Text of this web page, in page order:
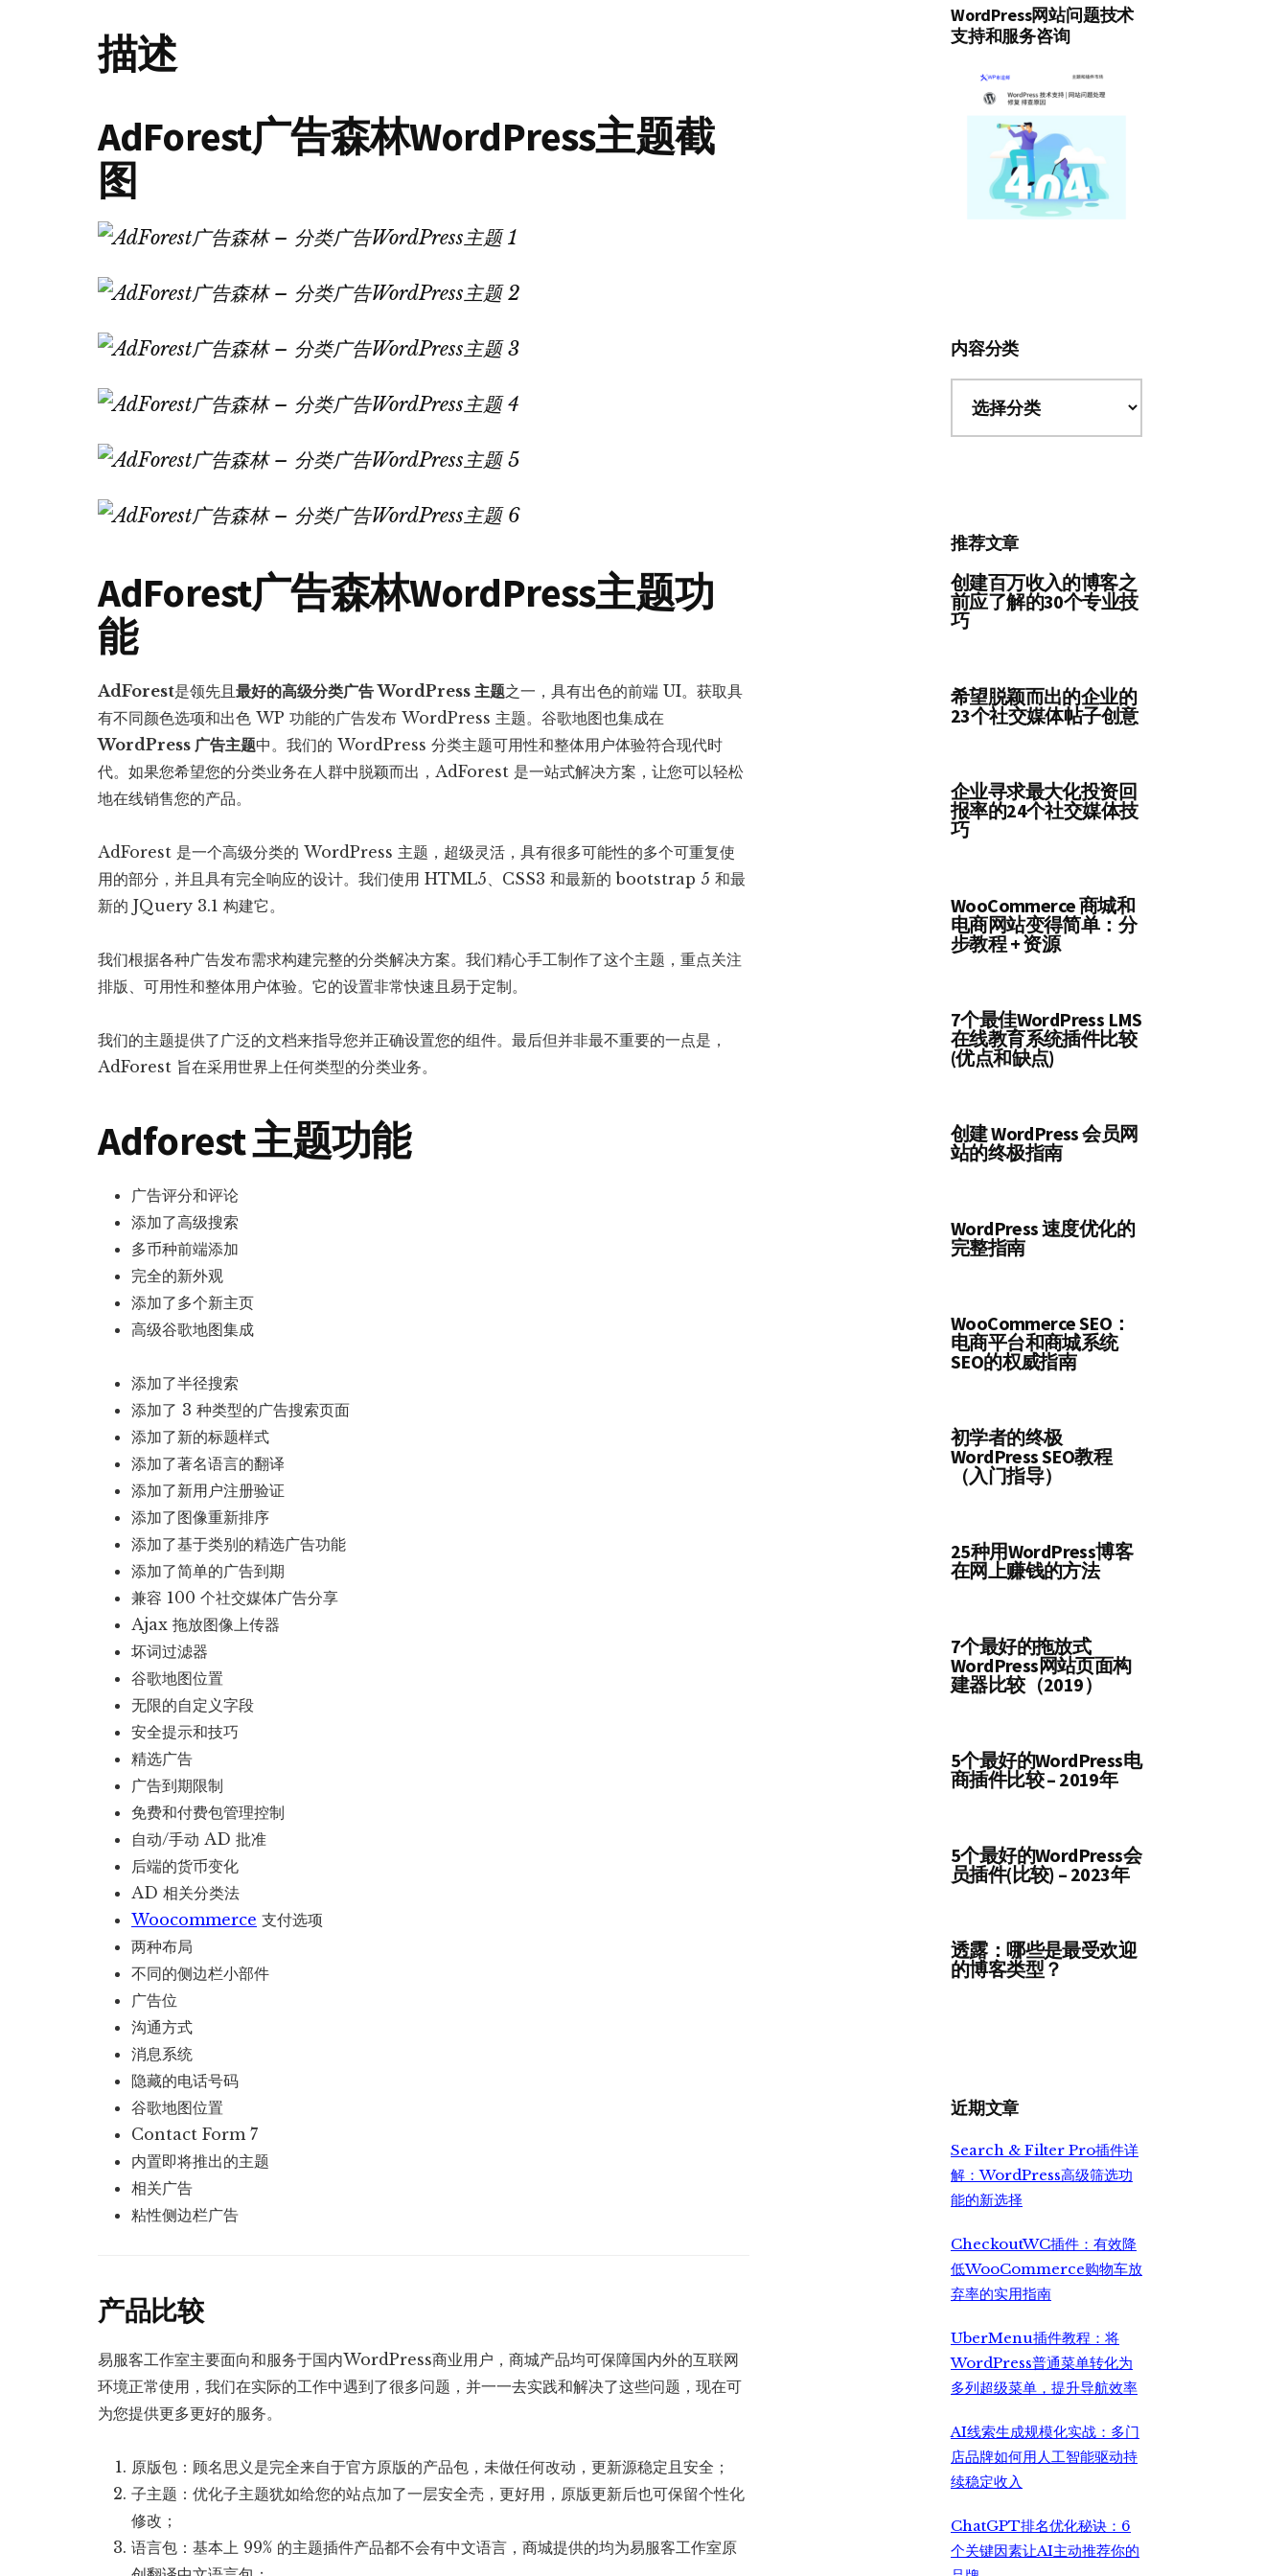
量
描述
AdForest广告森林WordPress主题截
图
AdForest广告森林WordPress主题功
能
AdForest是领先且 最好的高级分类广告 WordPress 主题之一，具有出色的前端 UI。获取具
有不同颜色选项和出色 WP 功能的广告发布 WordPress 主题。谷歌地图也集成在
WordPress 广告主题中。我们的 WordPress 分类主题可用性和整体用户体验符合现代时
代。如果您希望您的分类业务在人群中脱颖而出，AdForest 是一站式解决方案，让您可以轻松
地在线销售您的产品。
AdForest 是一个高级分类的 WordPress 主题，超级灵活，具有很多可能性的多个可重复使
用的部分，并且具有完全响应的设计。我们使用 HTML5、CSS3 和最新的 bootstrap 5 和最
新的 JQuery 3.1 构建它。
我们根据各种广告发布需求构建完整的分类解决方案。我们精心手工制作了这个主题，重点关注
排版、可用性和整体用户体验。它的设置非常快速且易于定制。
我们的主题提供了广泛的文档来指导您并正确设置您的组件。最后但并非最不重要的一点是，
AdForest 旨在采用世界上任何类型的分类业务。
Adforest 主题功能
广告评分和评论
添加了高级搜索
多币种前端添加
完全的新外观
添加了多个新主页
高级谷歌地图集成
添加了半径搜索
添加了 3 种类型的广告搜索页面
添加了新的标题样式
添加了著名语言的翻译
添加了新用户注册验证
添加了图像重新排序
添加了基于类别的精选广告功能
添加了简单的广告到期
兼容 100 个社交媒体广告分享
Ajax 拖放图像上传器
坏词过滤器
谷歌地图位置
无限的自定义字段
安全提示和技巧
精选广告
广告到期限制
免费和付费包管理控制
自动/手动 AD 批准
后端的货币变化
AD 相关分类法
Woocommerce 支付选项
两种布局
不同的侧边栏小部件
广告位
沟通方式
消息系统
隐藏的电话号码
谷歌地图位置
Contact Form 7
内置即将推出的主题
相关广告
粘性侧边栏广告
产品比较
易服客工作室主要面向和服务于国内WordPress商业用户，商城产品均可保障国内外的互联网
环境正常使用，我们在实际的工作中遇到了很多问题，并一一去实践和解决了这些问题，现在可
为您提供更多更好的服务。
原版包：顾名思义是完全来自于官方原版的产品包，未做任何改动，更新源稳定且安全；
子主题：优化子主题犹如给您的站点加了一层安全壳，更好用，原版更新后也可保留个性化
修改；
语言包：基本上 99% 的主题插件产品都不会有中文语言，商城提供的均为易服客工作室原
WordPress网站问题技术
支持和服务咨询
内容分类
分
推荐文章
创建百万收入的博客之
前应了解的30个专业技
巧
希望脱颖而出的企业的
23个社交媒体帖子创意
企业寻求最大化投资回
报率的24个社交媒体技
巧
WooCommerce 商城和
电商网站变得简单：分
步教程 + 资源
7个最佳WordPress LMS
在线教育系统插件比较
(优点和缺点)
创建 WordPress 会员网
站的终极指南
WordPress 速度优化的
完整指南
WooCommerce SEO：
电商平台和商城系统
SEO的权威指南
初学者的终极
WordPress SEO教程
（入门指导）
25种用WordPress博客
在网上赚钱的方法
7个最好的拖放式
WordPress网站页面构
建器比较（2019）
5个最好的WordPress电
商插件比较 – 2019年
5个最好的WordPress会
员插件(比较) – 2023年
透露：哪些是最受欢迎
的博客类型？
近期文章
Search & Filter Pro插件详
解：WordPress高级筛选功
能的新选择
CheckoutWC插件：有效降
低WooCommerce购物车放
弃率的实用指南
UberMenu插件教程：将
WordPress普通菜单转化为
多列超级菜单，提升导航效率
AI线索生成规模化实战：多门
店品牌如何用人工智能驱动持
续稳定收入
ChatGPT排名优化秘诀：6
个关键因素让AI主动推荐你的